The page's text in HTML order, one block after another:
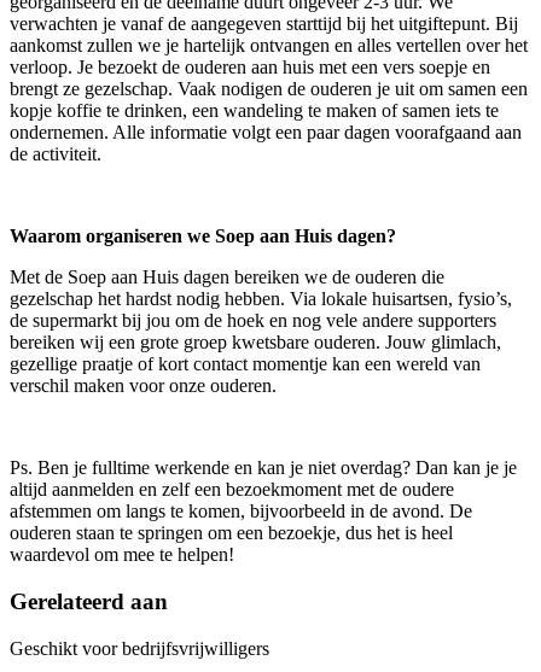
verwachten je vanaf de aangegeven starttijd bij het uitgiftepunt. Bij
aankomst zullen we je hartelijk ontvangen en alles vertellen over het
verloop. Je bezoekt de ouderen aan huis met een vers soepje en
brengt ze gezelschap. Vaak nodigen de ouderen je uit om samen een
kopje koffie te drinken, een wandeling te maken of samen iets te
ondernemen. Alle informatie volgt een paar dagen voorafgaand aan
de activiteit.
Waarom organiseren we Soep aan Huis dagen?
Met de Soep aan Huis dagen bereiken we de ouderen die
gezelschap het hardst nodig hebben. Via lokale huisartsen, fysio’s,
de supermarkt bij jou om de hoek en nog vele andere supporters
bereiken wij een grote groep kwetsbare ouderen. Jouw glimlach,
gezellige praatje of kort contact momentje kan een wereld van
verschil maken voor onze ouderen.
Ps. Ben je fulltime werkende en kan je niet overdag? Dan kan je je
altijd aanmelden en zelf een bezoekmoment met de oudere
afstemmen om langs te komen, bijvoorbeeld in de avond. De
ouderen staan te springen om een bezoekje, dus het is heel
waardevol om mee te helpen!
Gerelateerd aan
Geschikt voor bedrijfsvrijwilligers